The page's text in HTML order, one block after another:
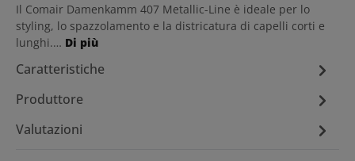
Il Comair Damenkamm 407 Metallic-Line è ideale per lo
styling, lo spazzolamento e la districatura di capelli corti e
lunghi.… Di più
Caratteristiche
Produttore
Valutazioni